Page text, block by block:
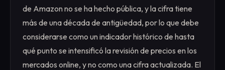
de Amazon no se ha hecho pública, y la cifra tiene
más de una década de antigüedad, por lo que debe
considerarse como un indicador histórico de hasta
qué punto se intensificó la revisión de precios en los
mercados online, y no como una cifra actualizada. El